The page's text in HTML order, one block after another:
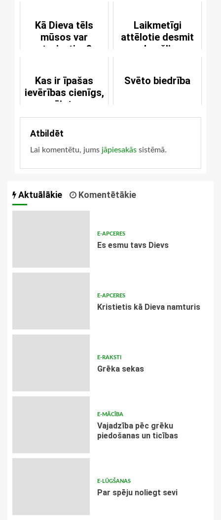
Kā Dieva tēls
mūsos var
atgriezties?
Laikmetīgi
attēlotie desmit
baušļi
Kas ir īpašas
ievērības cienīgs,
runājot par
bīskapa amatu?
Svēto biedrība
Atbildēt
Lai komentētu, jums jāpiesakās sistēmā.
Aktuālākie Komentētākie
E-APCERES
Es esmu tavs Dievs
E-APCERES
Kristietis kā Dieva namturis
E-RAKSTI
Grēka sekas
E-MĀCĪBA
Vajadzība pēc grēku
piedošanas un ticības
E-LŪGŠANAS
Par spēju noliegt sevi